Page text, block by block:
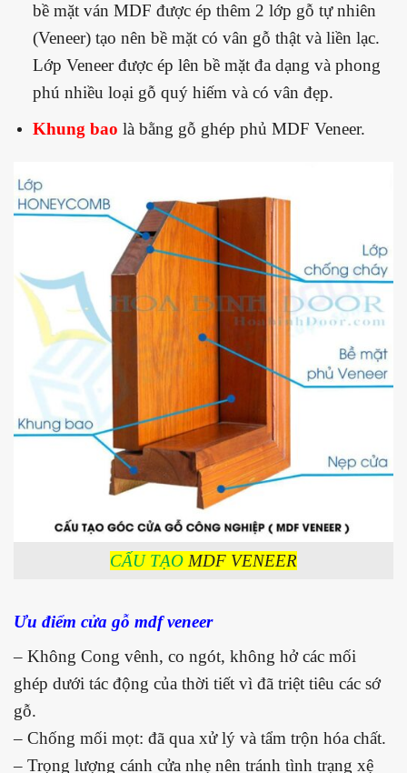
bề mặt ván MDF được ép thêm 2 lớp gỗ tự nhiên
(Veneer) tạo nên bề mặt có vân gỗ thật và liền lạc.
Lớp Veneer được ép lên bề mặt đa dạng và phong
phú nhiều loại gỗ quý hiếm và có vân đẹp.
Khung bao là bằng gỗ ghép phủ MDF Veneer.
CẤU TẠO MDF VENEER
Ưu điểm cửa gỗ mdf veneer
– Không Cong vênh, co ngót, không hở các mối
ghép dưới tác động của thời tiết vì đã triệt tiêu các sớ
gỗ.
– Chống mối mọt: đã qua xử lý và tẩm trộn hóa chất.
– Trọng lượng cánh cửa nhẹ nên tránh tình trạng xệ